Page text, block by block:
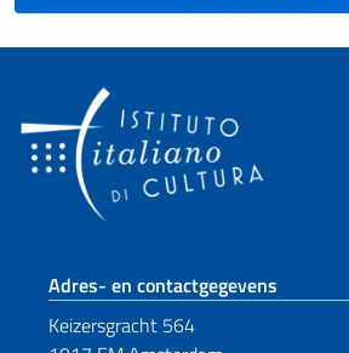
Voetregel sectie
Adres- en contactgegevens
Keizersgracht 564